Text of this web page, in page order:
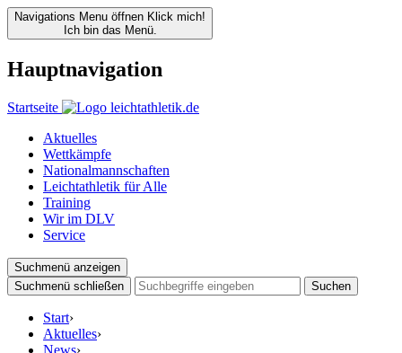
Navigations Menu öffnen Klick mich!
Ich bin das Menü.
Hauptnavigation
Startseite
Aktuelles
Wettkämpfe
Nationalmannschaften
Leichtathletik für Alle
Training
Wir im DLV
Service
Suchmenü anzeigen
Suchmenü schließen
Suchen
Start›
Aktuelles›
News›